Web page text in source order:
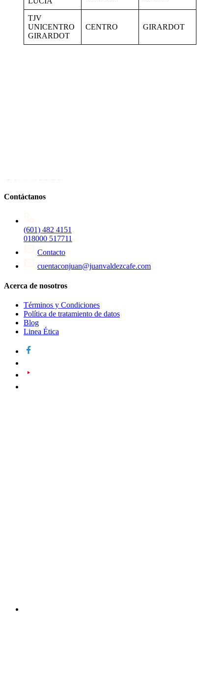
TJV
UNICENTRO
GIRARDOT
CENTRO GIRARDOT
Contáctanos
(601) 482 4151
018000 517711
Contacto
cuentaconjuan@juanvaldezcafe.com
Acerca de nosotros
Términos y Condiciones
Política de tratamiento de datos
Blog
Linea Ética